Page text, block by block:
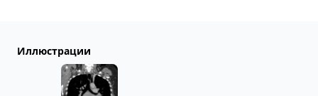
Иллюстрации